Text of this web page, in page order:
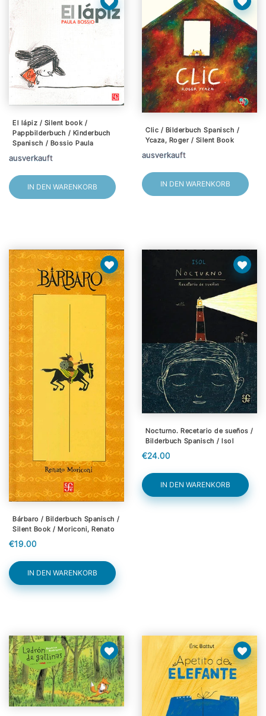
El lápiz / Silent book /
Pappbilderbuch / Kinderbuch
Spanisch / Bossio Paula
ausverkauft
IN DEN WARENKORB
Clic / Bilderbuch Spanisch /
Ycaza, Roger / Silent Book
ausverkauft
IN DEN WARENKORB
Bárbaro / Bilderbuch Spanisch /
Silent Book / Moriconi, Renato
€19.00
IN DEN WARENKORB
Nocturno. Recetario de sueños /
Bilderbuch Spanisch / Isol
€24.00
IN DEN WARENKORB